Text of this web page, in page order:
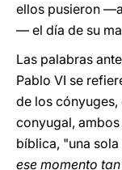
ellos pusieron
— el día de su
Las palabras
Pablo VI se
de los cónyuges,
conyugal,
bíblica, "una
ese momento